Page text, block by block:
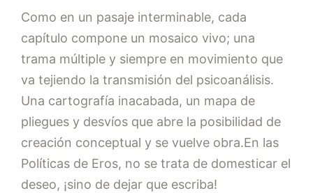
Como en un pasaje interminable, cada
capítulo compone un mosaico vivo; una
trama múltiple y siempre en movimiento que
va tejiendo la transmisión del psicoanálisis.
Una cartografía inacabada, un mapa de
pliegues y desvíos que abre la posibilidad de
creación conceptual y se vuelve obra.En las
Políticas de Eros, no se trata de domesticar el
deseo, ¡sino de dejar que escriba!